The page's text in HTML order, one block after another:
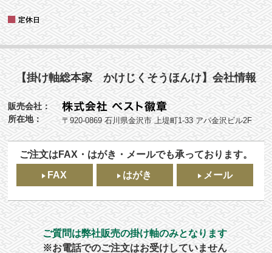
【掛け軸総本家 かけじくそうほんけ】会社情報
販売会社：
所在地：
〒920-0869 石川県金沢市 上堤町1-33 アパ金沢ビル2F
ご注文はFAX・はがき・メールでも承っております。
FAX
はがき メール
ご質問は弊社販売の掛け軸のみとなります
※お電話でのご注文はお受けしていません